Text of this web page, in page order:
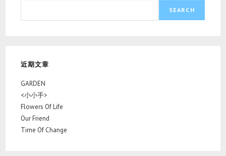
SEARCH
近期文章
GARDEN
<小小手>
Flowers Of Life
Our Friend
Time Of Change